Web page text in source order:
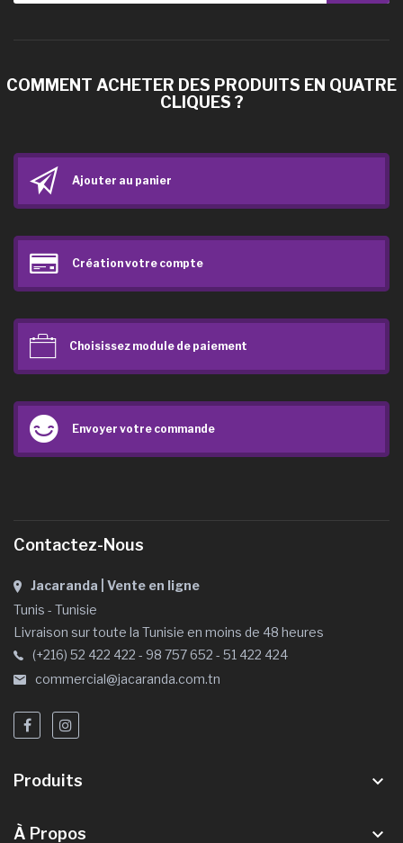
COMMENT ACHETER DES PRODUITS EN QUATRE
CLIQUES ?
Ajouter au panier
Création votre compte
Choisissez module de paiement
Envoyer votre commande
Contactez-Nous
Jacaranda | Vente en ligne
Tunis - Tunisie
Livraison sur toute la Tunisie en moins de 48 heures
(+216) 52 422 422 - 98 757 652 - 51 422 424
commercial@jacaranda.com.tn
Produits keyboard_arrow_down
À Propos keyboard_arrow_down